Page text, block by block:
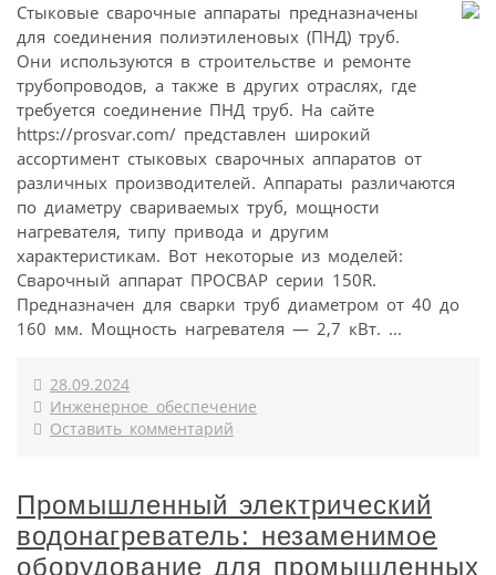
Стыковые сварочные аппараты предназначены
для соединения полиэтиленовых (ПНД) труб.
Они используются в строительстве и ремонте
трубопроводов, а также в других отраслях, где
требуется соединение ПНД труб. На сайте
https://prosvar.com/ представлен широкий
ассортимент стыковых сварочных аппаратов от
различных производителей. Аппараты различаются
по диаметру свариваемых труб, мощности
нагревателя, типу привода и другим
характеристикам. Вот некоторые из моделей:
Сварочный аппарат ПРОСВАР серии 150R.
Предназначен для сварки труб диаметром от 40 до
160 мм. Мощность нагревателя — 2,7 кВт. ...
28.09.2024
Инженерное обеспечение
Оставить комментарий
Промышленный электрический
водонагреватель: незаменимое
оборудование для промышленных